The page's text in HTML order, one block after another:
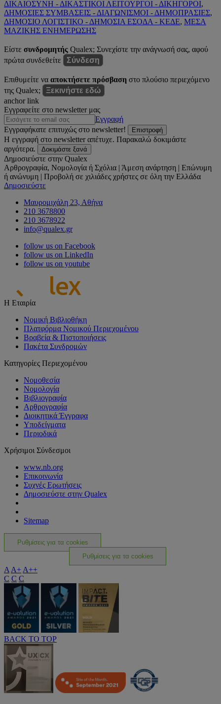
ΔΙΚΑΙΟΣΥΝΗ - ΔΙΚΑΣΤΙΚΟΙ ΛΕΙΤΟΥΡΓΟΙ - ΔΙΚΗΓΟΡΟΙ,
ΔΗΜΟΣΙΕΣ ΣΥΜΒΑΣΕΙΣ - ΔΙΑΓΩΝΙΣΜΟΙ - ΔΗΜΟΠΡΑΣΙΕΣ,
ΔΗΜΟΣΙΟ ΛΟΓΙΣΤΙΚΟ - ΔΗΜΟΣΙΑ ΕΣΟΔΑ - ΚΕΔΕ, ΜΕΣΑ
ΜΑΖΙΚΗΣ ΕΝΗΜΕΡΩΣΗΣ
Είστε συνδρομητής Qualex; Συνεχίστε την ανάγνωσή σας, αφού
πρώτα συνδεθείτε
Σύνδεση
Επιθυμείτε να αποκτήσετε πρόσβαση στο πλούσιο περιεχόμενο
της Qualex;
Ξεκινήστε εδώ
anchor link
Εγγραφείτε στο newsletter μας
Εγγραφή
Εγγραφήκατε επιτυχώς στο newsletter!
Επιστροφή
Η εγγραφή στο newsletter απέτυχε. Παρακαλώ δοκιμάστε
αργότερα.
Δοκιμάστε ξανά
Δημοσιεύστε στην Qualex
Αρθρογραφία, Νομολογία ή Σχόλια | Άμεση ανάρτηση | Επώνυμη
ή ανώνυμη | Προβολή σε χιλιάδες χρήστες σε όλη την Ελλάδα
Δημοσιεύστε
Μαυρομιχάλη 23, Αθήνα
210 3678800
210 3678922
info@qualex.gr
follow us on Facebook
follow us on LinkedIn
follow us on youtube
Η Εταιρία
Νομική Βιβλιοθήκη
Πλατφόρμα Νομικού Περιεχομένου
Βραβεία & Πιστοποιήσεις
Πακέτα Συνδρομών
Κατηγορίες Περιεχομένου
Νομοθεσία
Νομολογία
Βιβλιογραφία
Αρθρογραφία
Διοικητικά Έγγραφα
Υποδείγματα
Περιοδικά
Χρήσιμοι Σύνδεσμοι
www.nb.org
Επικοινωνία
Συχνές Ερωτήσεις
Δημοσιεύστε στην Qualex
Sitemap
Ρυθμίσεις για τα cookies
Ρυθμίσεις για τα cookies
AA+A++
C C C
BACK TO TOP